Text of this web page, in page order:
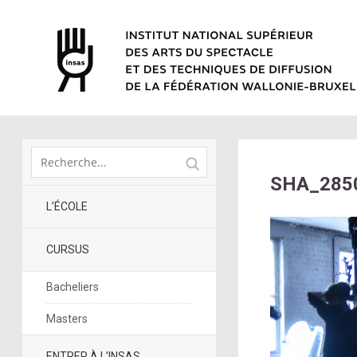
L’ÉCOLE
CURSUS
Bacheliers
Masters